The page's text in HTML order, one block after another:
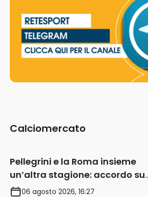
Calciomercato
Pellegrini e la Roma insieme
un’altra stagione: accordo sul
rinnovo annuale
06 agosto 2026, 16:27